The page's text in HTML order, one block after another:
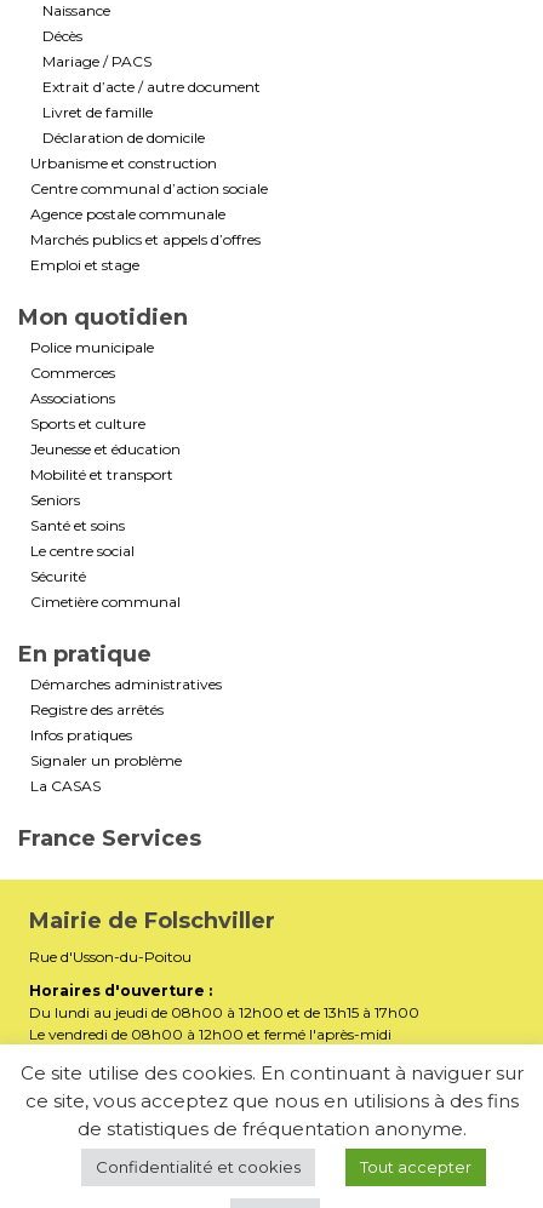
Naissance
Décès
Mariage / PACS
Extrait d’acte / autre document
Livret de famille
Déclaration de domicile
Urbanisme et construction
Centre communal d’action sociale
Agence postale communale
Marchés publics et appels d’offres
Emploi et stage
Mon quotidien
Police municipale
Commerces
Associations
Sports et culture
Jeunesse et éducation
Mobilité et transport
Seniors
Santé et soins
Le centre social
Sécurité
Cimetière communal
En pratique
Démarches administratives
Registre des arrêtés
Infos pratiques
Signaler un problème
La CASAS
France Services
Mairie de Folschviller
Rue d'Usson-du-Poitou
Horaires d'ouverture :
Du lundi au jeudi de 08h00 à 12h00 et de 13h15 à 17h00
Le vendredi de 08h00 à 12h00 et fermé l'après-midi
Téléphone :03 87 29 32 90
E-mail : mairiefolschviller57730@gmail.com
Membre de la Communauté d’Agglomération Saint-Avold
Synergie
Ce site utilise des cookies. En continuant à naviguer sur
ce site, vous acceptez que nous en utilisions à des fins
de statistiques de fréquentation anonyme.
Confidentialité et cookies Tout accepter